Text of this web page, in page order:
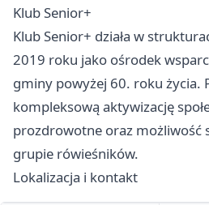
Klub Senior+
Klub Senior+ działa w
2019 roku jako ośrodek
gminy powyżej 60. roku życia.
kompleksową aktywizację
prozdrowotne oraz możliwość
grupie rówieśników.
Lokalizacja i kontakt